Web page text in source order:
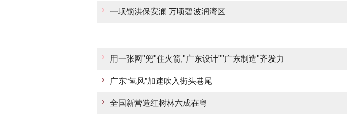
一坝锁洪保安澜 万顷碧波润湾区
用一张网"兜"住火箭,"广东设计""广东制造"齐发力
广东“氢风”加速吹入街头巷尾
全国新营造红树林六成在粤